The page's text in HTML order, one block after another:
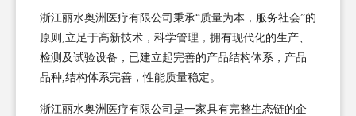
浙江丽水奥洲医疗有限公司秉承“质量为本，服务社会”的
原则,立足于高新技术，科学管理，拥有现代化的生产、
检测及试验设备，已建立起完善的产品结构体系，产品
品种,结构体系完善，性能质量稳定。
浙江丽水奥洲医疗有限公司是一家具有完整生态链的企